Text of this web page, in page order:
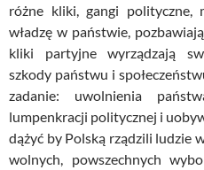
różne kliki, gangi polityczne,
władzę w państwie,
kliki partyjne wyrządzają
szkody państwu i
zadanie: uwolnienia
lumpenkracji politycznej i
dążyć by Polską rządzili ludzie
wolnych, powszechnych